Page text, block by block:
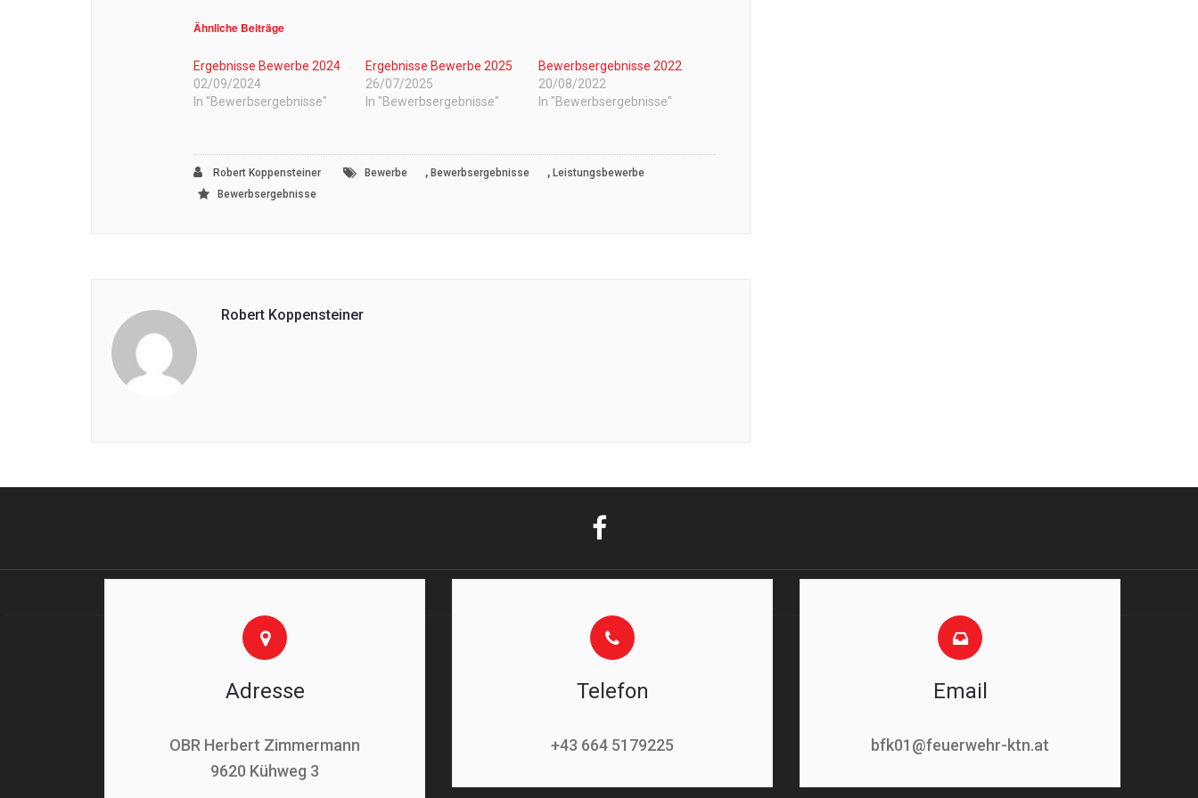
Ähnliche Beiträge
Ergebnisse Bewerbe 2024
02/09/2024
In "Bewerbsergebnisse"
Ergebnisse Bewerbe 2025
26/07/2025
In "Bewerbsergebnisse"
Bewerbsergebnisse 2022
20/08/2022
In "Bewerbsergebnisse"
Robert Koppensteiner Bewerbe , Bewerbsergebnisse , Leistungsbewerbe
Bewerbsergebnisse
Robert Koppensteiner
Adresse
OBR Herbert Zimmermann
9620 Kühweg 3
Telefon
+43 664 5179225
Email
bfk01@feuerwehr-ktn.at